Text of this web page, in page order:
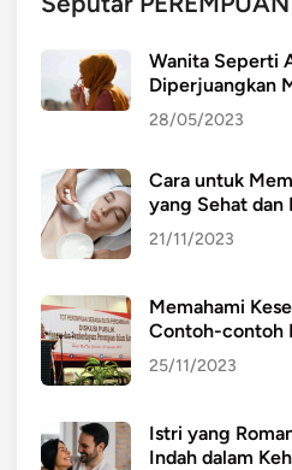
Wanita Seperti
Diperjuangkan
28/05/2023
Cara untuk
yang Sehat dan
21/11/2023
Memahami
Contoh-contoh
25/11/2023
Istri yang
Indah dalam